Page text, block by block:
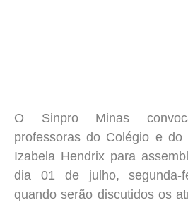
O Sinpro Minas
professoras do Colégio e do
Izabela Hendrix para
dia 01 de julho, segunda-
quando serão discutidos os